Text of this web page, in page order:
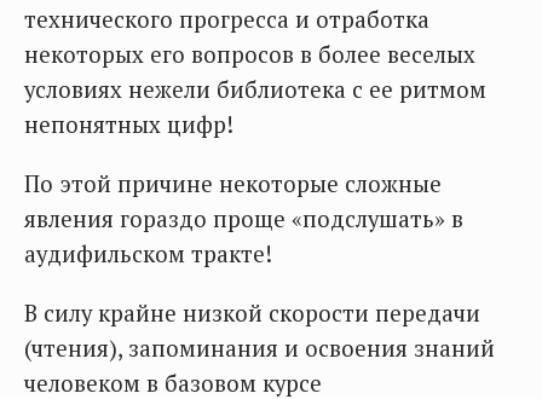
технического прогресса и отработка
некоторых его вопросов в более веселых
условиях нежели библиотека с ее ритмом
непонятных цифр!
По этой причине некоторые сложные
явления гораздо проще «подслушать» в
аудифильском тракте!
В силу крайне низкой скорости передачи
(чтения), запоминания и освоения знаний
человеком в базовом курсе